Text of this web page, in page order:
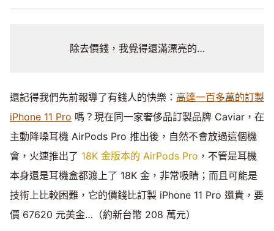
除去價錢，我覺得還滿漂亮的…
還記得我們先前報導了有錢人的快樂： 高達一百多萬的訂製
iPhone 11 Pro 嗎？現在同一家奢侈品訂製品牌 Caviar，在
主動降噪耳機 AirPods Pro 推出後，自然不會放過這個機
會，火速推出了 18K 金版本的 AirPods Pro ，不管是耳機
本身還是耳機盒都渡上了 18K 金，非常吸睛；而且可能是
技術上比較困難，它的價錢比訂製 iPhone 11 Pro 還貴，要
價 67620 元美金…（約新台幣 208 萬元）